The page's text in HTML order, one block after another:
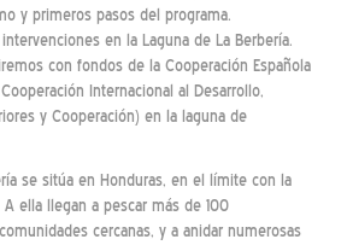
y primeros pasos del programa.
en la Laguna de La Berbería.
con fondos de la Cooperación Española
Internacional al Desarrollo,
y Cooperación) en la laguna de
se sitúa en Honduras, en el límite con la
ella llegan a pescar más de 100
cercanas, y a anidar numerosas